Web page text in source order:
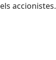
accionistes.